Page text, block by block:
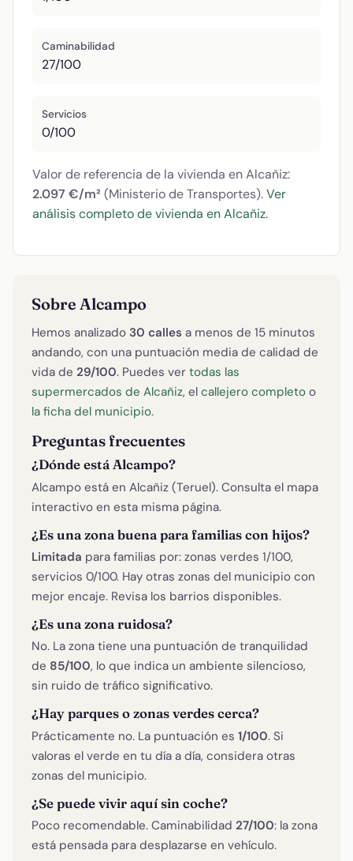
Caminabilidad
27/100
Servicios
0/100
Valor de referencia de la vivienda en Alcañiz:
2.097 €/m² (Ministerio de Transportes).Ver
análisis completo de vivienda en Alcañiz.
Sobre Alcampo
Hemos analizado 30 calles a menos de 15 minutos
andando, con una puntuación media de calidad de
vida de 29/100. Puedes ver todas las
supermercados de Alcañiz, el callejero completo o
la ficha del municipio.
Preguntas frecuentes
¿Dónde está Alcampo?
Alcampo está en Alcañiz (Teruel). Consulta el mapa
interactivo en esta misma página.
¿Es una zona buena para familias con hijos?
Limitada para familias por: zonas verdes 1/100,
servicios 0/100. Hay otras zonas del municipio con
mejor encaje. Revisa los barrios disponibles.
¿Es una zona ruidosa?
No. La zona tiene una puntuación de tranquilidad
de 85/100, lo que indica un ambiente silencioso,
sin ruido de tráfico significativo.
¿Hay parques o zonas verdes cerca?
Prácticamente no. La puntuación es 1/100. Si
valoras el verde en tu día a día, considera otras
zonas del municipio.
¿Se puede vivir aquí sin coche?
Poco recomendable. Caminabilidad 27/100: la zona
está pensada para desplazarse en vehículo.